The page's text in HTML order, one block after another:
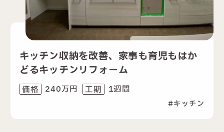
キッチン収納を改善、家事も育児もはか
どるキッチンリフォーム
価格 240万円 工期 1週間
キッチン